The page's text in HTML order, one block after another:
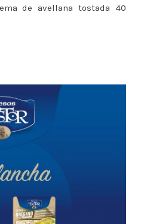
de avellana tostada 40